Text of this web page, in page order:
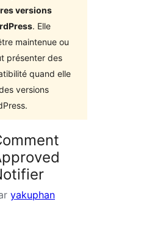
versions
. Elle
maintenue ou
présenter des
quand elle
versions
yakuphan